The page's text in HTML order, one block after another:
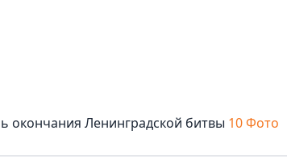
окончания Ленинградской битвы 10 Фото